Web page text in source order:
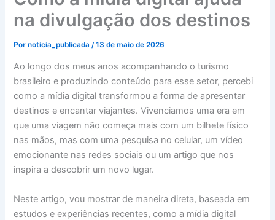
na divulgação dos destinos
Pornoticia_publicada/13 de maio de 2026
Ao longo dos meus anos acompanhando o turismo
brasileiro e produzindo conteúdo para esse setor, percebi
como a mídia digital transformou a forma de apresentar
destinos e encantar viajantes. Vivenciamos uma era em
que uma viagem não começa mais com um bilhete físico
nas mãos, mas com uma pesquisa no celular, um vídeo
emocionante nas redes sociais ou um artigo que nos
inspira a descobrir um novo lugar.
Neste artigo, vou mostrar de maneira direta, baseada em
estudos e experiências recentes, como a mídia digital